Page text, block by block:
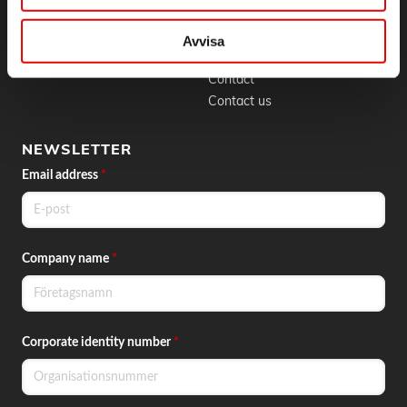
Avvisa
BLI KUND CONTACT
Phone:
Email:info@order.se
Contact
Contact us
NEWSLETTER
Email address *
Company name *
Corporate identity number *